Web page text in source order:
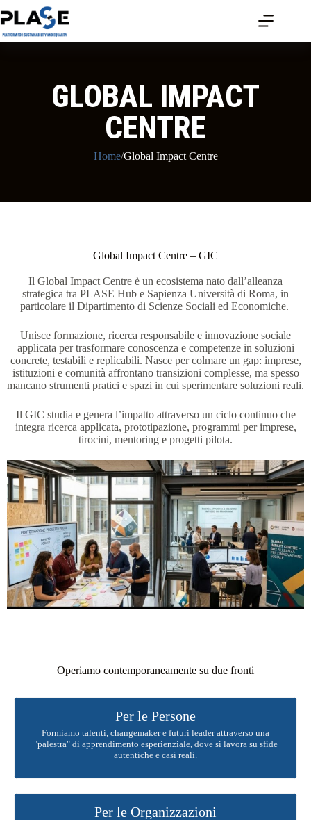
GLOBAL IMPACT
CENTRE
Home/Global Impact Centre
Global Impact Centre – GIC
Il Global Impact Centre è un ecosistema nato dall’alleanza
strategica tra PLASE Hub e Sapienza Università di Roma, in
particolare il Dipartimento di Scienze Sociali ed Economiche.
Unisce formazione, ricerca responsabile e innovazione sociale
applicata per trasformare conoscenza e competenze in soluzioni
concrete, testabili e replicabili. Nasce per colmare un gap: imprese,
istituzioni e comunità affrontano transizioni complesse, ma spesso
mancano strumenti pratici e spazi in cui sperimentare soluzioni reali.
Il GIC studia e genera l’impatto attraverso un ciclo continuo che
integra ricerca applicata, prototipazione, programmi per imprese,
tirocini, mentoring e progetti pilota.
Operiamo contemporaneamente su due fronti
Per le Persone
Formiamo talenti, changemaker e futuri leader attraverso una
"palestra" di apprendimento esperienziale, dove si lavora su sfide
autentiche e casi reali.
Per le Organizzazioni